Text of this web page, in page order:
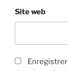
Site web